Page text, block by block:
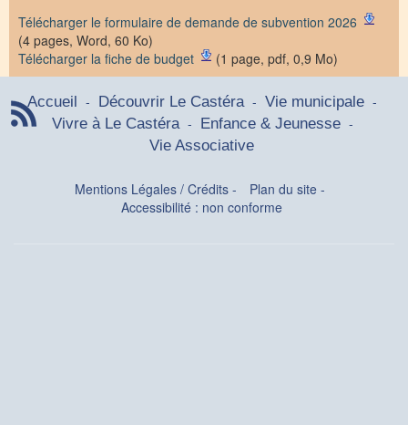
Télécharger le formulaire de demande de subvention 2026
(4 pages, Word, 60 Ko)
Télécharger la fiche de budget
(1 page, pdf, 0,9 Mo)
Accueil - Découvrir Le Castéra - Vie municipale -
Vivre à Le Castéra - Enfance & Jeunesse -
Vie Associative
Mentions Légales / Crédits - Plan du site -
Accessibilité : non conforme